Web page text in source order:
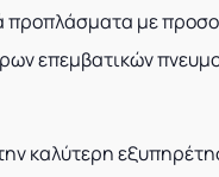
με
επεμβατικών
καλύτερη